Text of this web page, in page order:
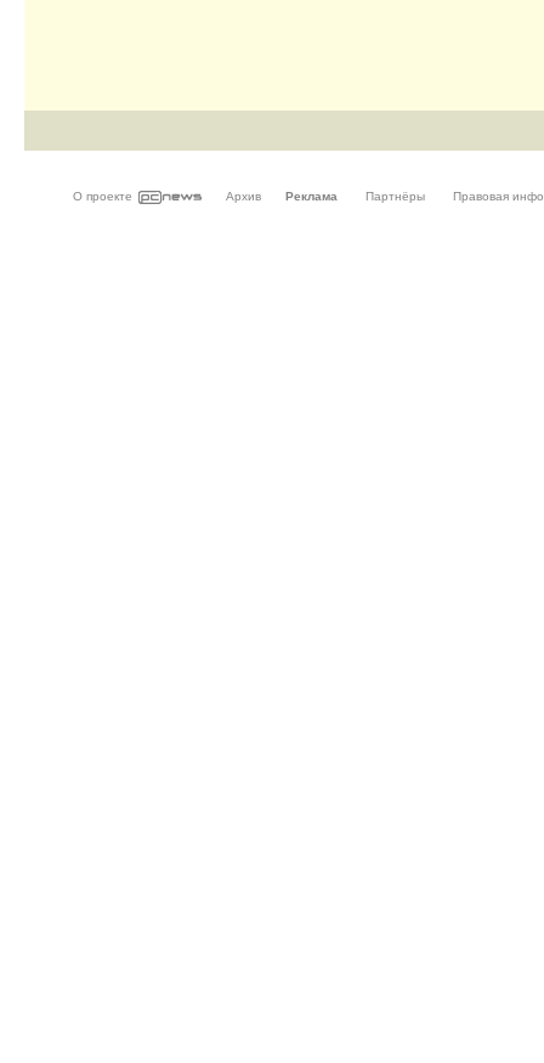
О проекте Архив Реклама Партнёры Правовая